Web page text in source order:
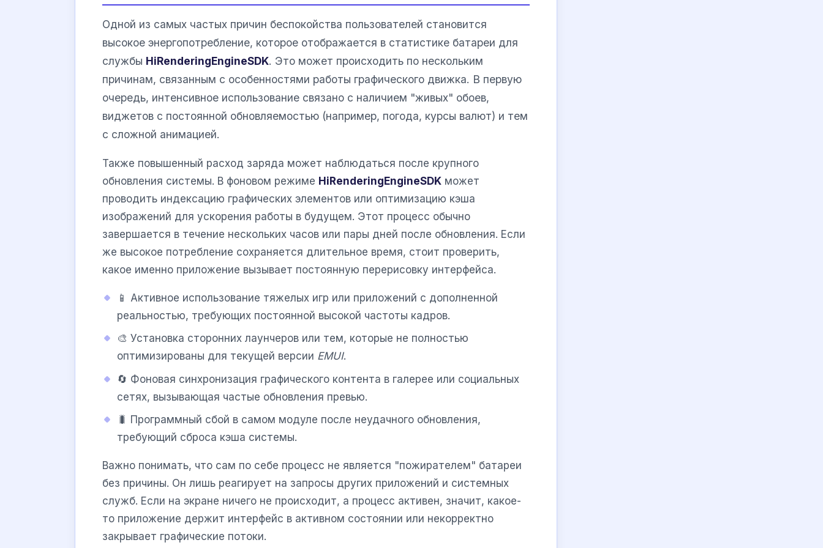
Одной из самых частых причин беспокойства пользователей становится
высокое энергопотребление, которое отображается в статистике батареи для
службы HiRenderingEngineSDK. Это может происходить по нескольким
причинам, связанным с особенностями работы графического движка. В первую
очередь, интенсивное использование связано с наличием "живых" обоев,
виджетов с постоянной обновляемостью (например, погода, курсы валют) и тем
с сложной анимацией.
Также повышенный расход заряда может наблюдаться после крупного
обновления системы. В фоновом режиме HiRenderingEngineSDK может
проводить индексацию графических элементов или оптимизацию кэша
изображений для ускорения работы в будущем. Этот процесс обычно
завершается в течение нескольких часов или пары дней после обновления. Если
же высокое потребление сохраняется длительное время, стоит проверить,
какое именно приложение вызывает постоянную перерисовку интерфейса.
📱 Активное использование тяжелых игр или приложений с дополненной
реальностью, требующих постоянной высокой частоты кадров.
🎨 Установка сторонних лаунчеров или тем, которые не полностью
оптимизированы для текущей версии EMUI.
🔄 Фоновая синхронизация графического контента в галерее или социальных
сетях, вызывающая частые обновления превью.
🐛 Программный сбой в самом модуле после неудачного обновления,
требующий сброса кэша системы.
Важно понимать, что сам по себе процесс не является "пожирателем" батареи
без причины. Он лишь реагирует на запросы других приложений и системных
служб. Если на экране ничего не происходит, а процесс активен, значит, какое-
то приложение держит интерфейс в активном состоянии или некорректно
закрывает графические потоки.